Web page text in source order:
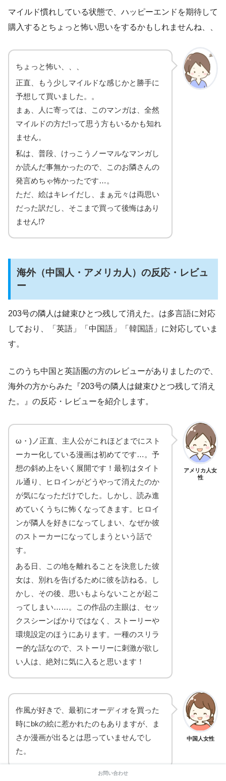
マイルド慣れしている状態で、ハッピーエンドを期待して
購入するとちょっと怖い思いをするかもしれませんね、、
ちょっと怖い、、、
正直、もう少しマイルドな感じかと勝手に
予想して買いました。。
まぁ、人に寄っては、このマンガは、全然
マイルドの方だ!って思う方もいるかも知れ
ません。
私は、普段、けっこうノーマルなマンガし
か読んだ事無かったので、このお隣さんの
発言めちゃ怖かったです…。
ただ、絵はキレイだし、まぁ元々は両思い
だった訳だし、そこまで買って後悔はあり
ません!?
海外（中国人・アメリカ人）の反応・レビュ
ー
203号の隣人は鍵束ひとつ残して消えた。は多言語に対応
しており、「英語」「中国語」「韓国語」に対応していま
す。
このうち中国と英語圏の方のレビューがありましたので、
海外の方からみた『203号の隣人は鍵束ひとつ残して消え
た。』の反応・レビューを紹介します。
アメリカ人女
性
ω・)ノ正直、主人公がこれほどまでにスト
ーカー化している漫画は初めてです…。予
想の斜め上をいく展開です！最初はタイト
ル通り、ヒロインがどうやって消えたのか
が気になっただけでした。しかし、読み進
めていくうちに怖くなってきます。ヒロイ
ンが隣人を好きになってしまい、なぜか彼
のストーカーになってしまうという話で
す。
ある日、この地を離れることを決意した彼
女は、別れを告げるために彼を訪ねる。し
かし、その後、思いもよらないことが起こ
ってしまい……。この作品の主眼は、セッ
クスシーンばかりではなく、ストーリーや
環境設定のほうにあります。一種のスリラ
ー的な話なので、ストーリーに刺激が欲し
い人は、絶対に気に入ると思います！
中国人女性
作風が好きで、最初にオーディオを買った
時にbkの絵に惹かれたのもありますが、ま
さか漫画が出るとは思っていませんでし
た。
お問い合わせ